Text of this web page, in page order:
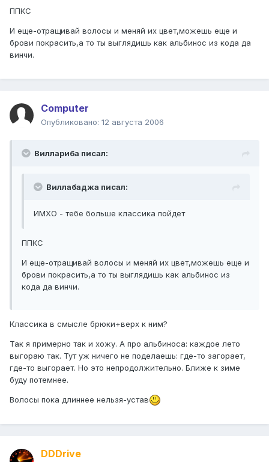
ППКС
И еще-отращивай волосы и меняй их цвет,можешь еще и
брови покрасить,а то ты выглядишь как альбинос из кода да
винчи.
Computer
Опубликовано: 12 августа 2006
Виллариба писал:
Виллабаджа писал:
ИМХО - тебе больше классика пойдет
ППКС
И еще-отращивай волосы и меняй их цвет,можешь еще и
брови покрасить,а то ты выглядишь как альбинос из
кода да винчи.
Классика в смысле брюки+верх к ним?
Так я примерно так и хожу. А про альбиноса: каждое лето
выгораю так. Тут уж ничего не поделаешь: где-то загорает,
где-то выгорает. Но это непродолжительно. Ближе к зиме
буду потемнее.
Волосы пока длиннее нельзя-устав
DDDrive